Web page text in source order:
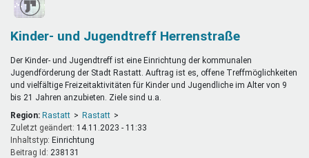
Kinder- und Jugendtreff Herrenstraße
Der Kinder- und Jugendtreff ist eine Einrichtung der kommunalen
Jugendförderung der Stadt Rastatt. Auftrag ist es, offene Treffmöglichkeiten
und vielfältige Freizeitaktivitäten für Kinder und Jugendliche im Alter von 9
bis 21 Jahren anzubieten. Ziele sind u.a.
Region: Rastatt
Rastatt
Zuletzt geändert: 14.11.2023 - 11:33
Inhaltstyp:
einrichtung
Beitrag Id: 238131